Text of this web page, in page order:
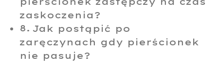
zaskoczenia?
Jak postąpić po
zaręczynach gdy pierścionek
nie pasuje?